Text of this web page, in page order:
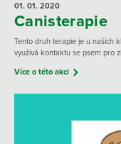
01. 01. 2020
Canisterapie
Tento druh terapie je u našich
využívá kontaktu se psem pro
Více o této akci